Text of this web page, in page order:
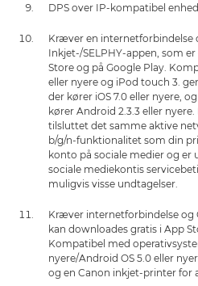
DPS over IP-kompatibel
Kræver en internetforbindelse
Inkjet-/SELPHY-appen, som
Store og på Google Play.
eller nyere og iPod touch 3.
der kører iOS 7.0 eller nyere,
kører Android 2.3.3 eller
tilsluttet det samme aktive
b/g/n-funktionalitet som din
konto på sociale medier og
sociale mediekontis
muligvis visse undtagelser.
Kræver internetforbindelse og
kan downloades gratis i App
Kompatibel med
nyere/Android OS 5.0 eller
og en Canon inkjet-printer for